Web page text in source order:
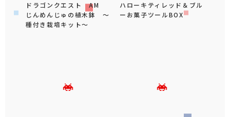
ドラゴンクエスト AM
じんめんじゅの植木鉢 ～
種付き栽培キット～
ハローキティレッド＆ブル
ーお菓子ツールBOX